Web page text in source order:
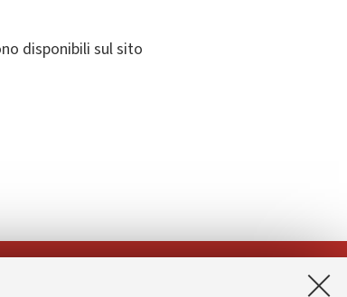
disponibili sul sito